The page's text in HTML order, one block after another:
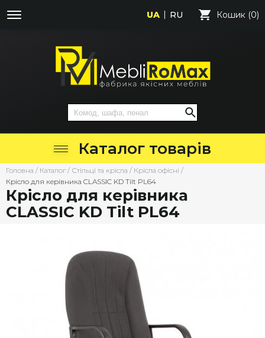
UA RU Кошик (0)
Каталог товарів
Головна / Каталог / Стільці та крісла / Крісла офісні /
Крісло для керівника CLASSIC KD Tilt PL64
Крісло для керівника
CLASSIC KD Tilt PL64